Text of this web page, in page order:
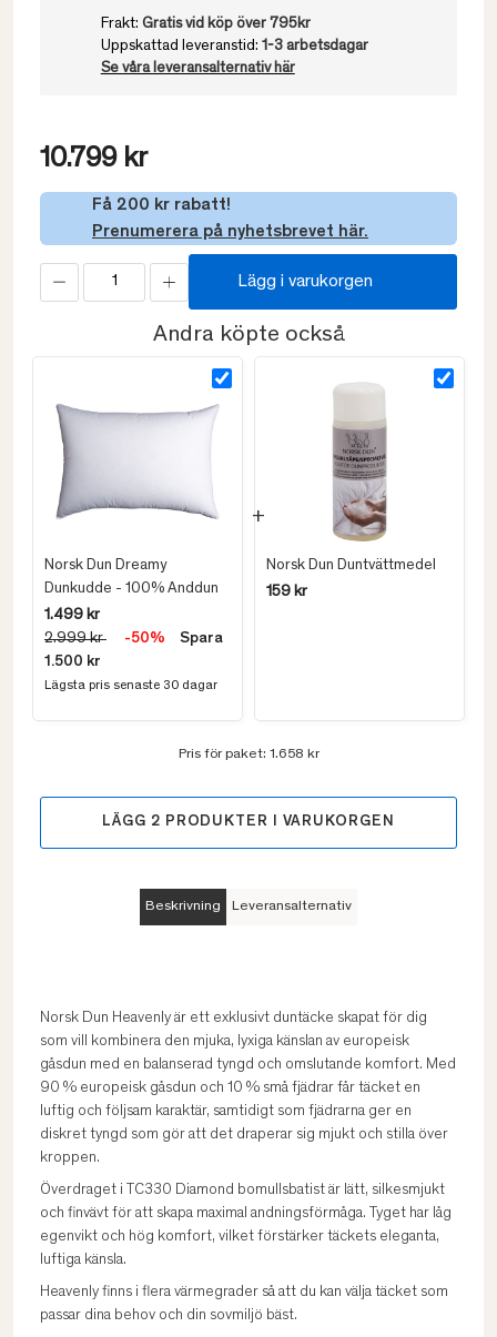
Frakt: Gratis vid köp över 795kr
Uppskattad leveranstid: 1-3 arbetsdagar
Se våra leveransalternativ här
10.799 kr
Få 200 kr rabatt!
Prenumerera på nyhetsbrevet här.
Lägg i varukorgen
Andra köpte också
Norsk Dun Dreamy
Dunkudde - 100% Anddun
1.499 kr
2.999 kr
-50%
Spara
1.500 kr
Lägsta pris senaste 30 dagar
Norsk Dun Duntvättmedel
159 kr
Pris för paket: 1.658 kr
LÄGG 2 PRODUKTER I VARUKORGEN
Beskrivning Leveransalternativ
Norsk Dun Heavenly är ett exklusivt duntäcke skapat för dig
som vill kombinera den mjuka, lyxiga känslan av europeisk
gåsdun med en balanserad tyngd och omslutande komfort. Med
90 % europeisk gåsdun och 10 % små fjädrar får täcket en
luftig och följsam karaktär, samtidigt som fjädrarna ger en
diskret tyngd som gör att det draperar sig mjukt och stilla över
kroppen.
Överdraget i TC330 Diamond bomullsbatist är lätt, silkesmjukt
och finvävt för att skapa maximal andningsförmåga. Tyget har låg
egenvikt och hög komfort, vilket förstärker täckets eleganta,
luftiga känsla.
Heavenly finns i flera värmegrader så att du kan välja täcket som
passar dina behov och din sovmiljö bäst.